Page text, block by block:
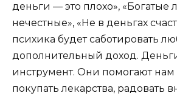
деньги — это плохо», «Богатые
нечестные», «Не в деньгах
психика будет саботировать
дополнительный доход.
инструмент. Они помогают нам
покупать лекарства, радовать